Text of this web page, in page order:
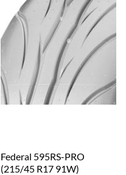
Federal 595RS-PRO
(215/45 R17 91W)